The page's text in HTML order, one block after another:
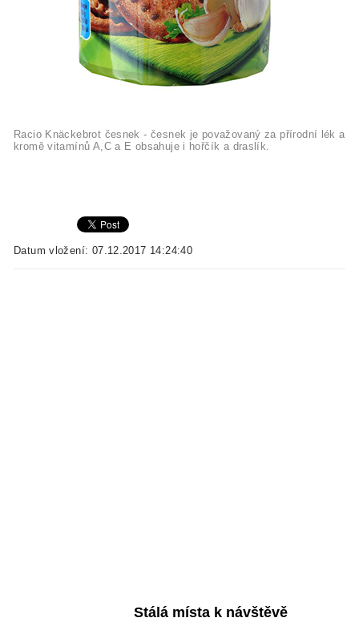
Racio Knäckebrot česnek - česnek je považovaný za přírodní lék a
kromě vitamínů A,C a E obsahuje i hořčík a draslík.
Datum vložení: 07.12.2017 14:24:40
Stálá místa k návštěvě